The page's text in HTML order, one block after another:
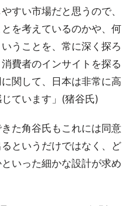
すい市場だと思うので、
を考えているのかや、何
うことを、常に深く探ろ
費者のインサイトを探る
関して、日本は非常に高
ています」(猪谷氏)
た角谷氏もこれには同意
というだけではなく、ど
いった細かな設計が求め